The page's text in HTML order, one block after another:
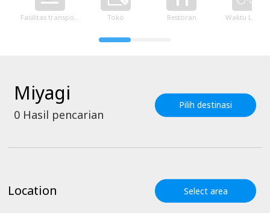
Fasilitas transportasi Toko Restoran Waktu Luang
Miyagi
0 Hasil pencarian
Pilih destinasi
Location Select area